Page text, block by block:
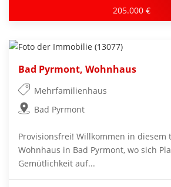
205.000 €
Bad Pyrmont, Wohnhaus
Mehrfamilienhaus
Bad Pyrmont
Provisionsfrei! Willkommen in diesem
Wohnhaus in Bad Pyrmont, wo sich
Gemütlichkeit auf...